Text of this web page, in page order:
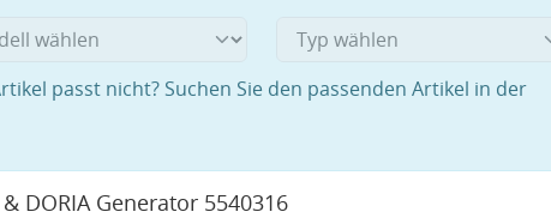
passt nicht? Suchen Sie den passenden Artikel in der
& DORIA Generator 5540316